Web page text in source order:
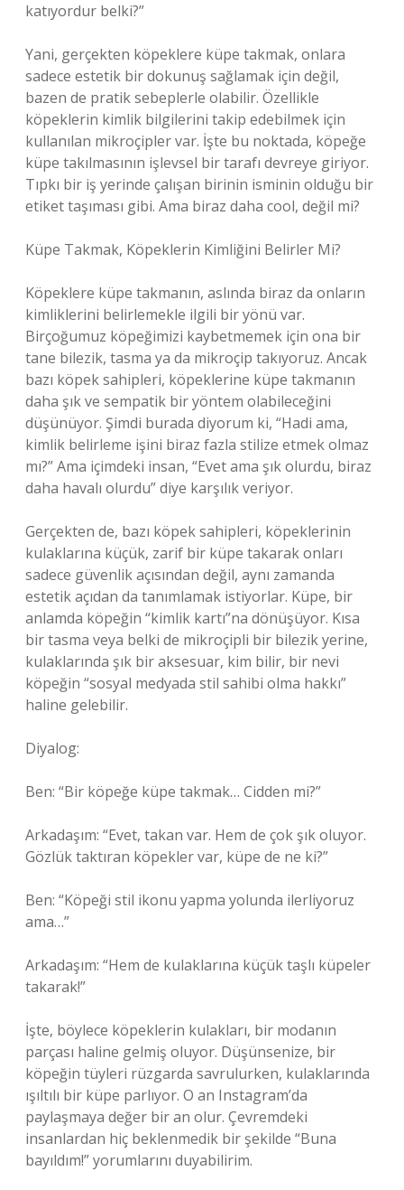
katıyordur belki?”
Yani, gerçekten köpeklere küpe takmak, onlara
sadece estetik bir dokunuş sağlamak için değil,
bazen de pratik sebeplerle olabilir. Özellikle
köpeklerin kimlik bilgilerini takip edebilmek için
kullanılan mikroçipler var. İşte bu noktada, köpeğe
küpe takılmasının işlevsel bir tarafı devreye giriyor.
Tıpkı bir iş yerinde çalışan birinin isminin olduğu bir
etiket taşıması gibi. Ama biraz daha cool, değil mi?
Küpe Takmak, Köpeklerin Kimliğini Belirler Mi?
Köpeklere küpe takmanın, aslında biraz da onların
kimliklerini belirlemekle ilgili bir yönü var.
Birçoğumuz köpeğimizi kaybetmemek için ona bir
tane bilezik, tasma ya da mikroçip takıyoruz. Ancak
bazı köpek sahipleri, köpeklerine küpe takmanın
daha şık ve sempatik bir yöntem olabileceğini
düşünüyor. Şimdi burada diyorum ki, “Hadi ama,
kimlik belirleme işini biraz fazla stilize etmek olmaz
mı?” Ama içimdeki insan, “Evet ama şık olurdu, biraz
daha havalı olurdu” diye karşılık veriyor.
Gerçekten de, bazı köpek sahipleri, köpeklerinin
kulaklarına küçük, zarif bir küpe takarak onları
sadece güvenlik açısından değil, aynı zamanda
estetik açıdan da tanımlamak istiyorlar. Küpe, bir
anlamda köpeğin “kimlik kartı”na dönüşüyor. Kısa
bir tasma veya belki de mikroçipli bir bilezik yerine,
kulaklarında şık bir aksesuar, kim bilir, bir nevi
köpeğin “sosyal medyada stil sahibi olma hakkı”
haline gelebilir.
Diyalog:
Ben: “Bir köpeğe küpe takmak… Cidden mi?”
Arkadaşım: “Evet, takan var. Hem de çok şık oluyor.
Gözlük taktıran köpekler var, küpe de ne ki?”
Ben: “Köpeği stil ikonu yapma yolunda ilerliyoruz
ama…”
Arkadaşım: “Hem de kulaklarına küçük taşlı küpeler
takarak!”
İşte, böylece köpeklerin kulakları, bir modanın
parçası haline gelmiş oluyor. Düşünsenize, bir
köpeğin tüyleri rüzgarda savrulurken, kulaklarında
ışıltılı bir küpe parlıyor. O an Instagram’da
paylaşmaya değer bir an olur. Çevremdeki
insanlardan hiç beklenmedik bir şekilde “Buna
bayıldım!” yorumlarını duyabilirim.